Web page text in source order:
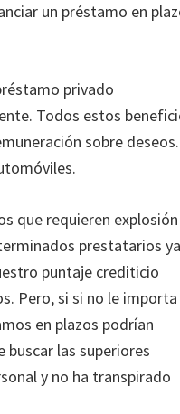
un préstamo en
privado
Todos estos
sobre deseos.
que requieren explosión
prestatarios ya
puntaje crediticio
Pero, si si no le importa
en plazos podrían
las superiores
y no ha transpirado